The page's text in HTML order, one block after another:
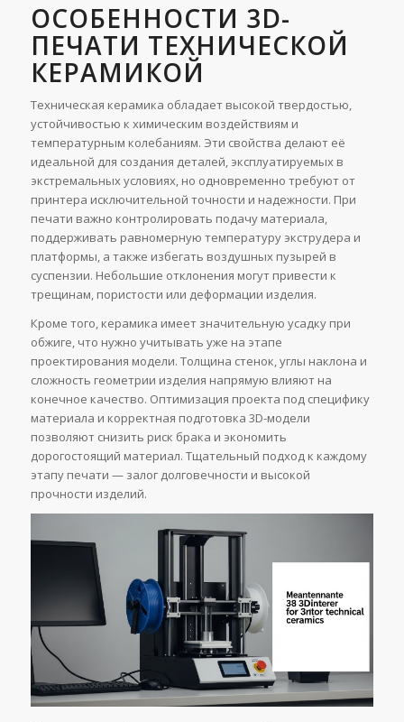
ОСОБЕННОСТИ 3D-
ПЕЧАТИ ТЕХНИЧЕСКОЙ
КЕРАМИКОЙ
Техническая керамика обладает высокой твердостью,
устойчивостью к химическим воздействиям и
температурным колебаниям. Эти свойства делают её
идеальной для создания деталей, эксплуатируемых в
экстремальных условиях, но одновременно требуют от
принтера исключительной точности и надежности. При
печати важно контролировать подачу материала,
поддерживать равномерную температуру экструдера и
платформы, а также избегать воздушных пузырей в
суспензии. Небольшие отклонения могут привести к
трещинам, пористости или деформации изделия.
Кроме того, керамика имеет значительную усадку при
обжиге, что нужно учитывать уже на этапе
проектирования модели. Толщина стенок, углы наклона и
сложность геометрии изделия напрямую влияют на
конечное качество. Оптимизация проекта под специфику
материала и корректная подготовка 3D-модели
позволяют снизить риск брака и экономить
дорогостоящий материал. Тщательный подход к каждому
этапу печати — залог долговечности и высокой
прочности изделий.